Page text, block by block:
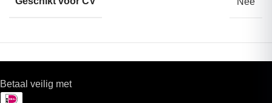
Betaal veilig met